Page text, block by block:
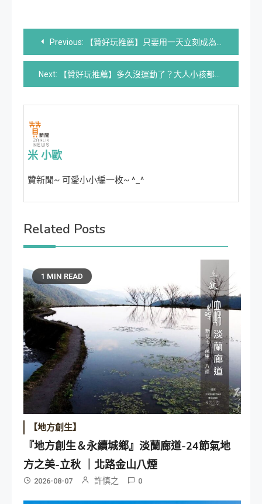
文
章
導
覽
Previous: 【贊好玩推薦】只要用一天立刻成為「電影-陣頭」裡的熱血鼓手！九天親子體驗營熱烈報名中
Next: 【贊好玩推薦】多久沒運動了？大人小孩都愛跟三太子動一動！九天瘋藝陣第二彈強烈推薦
米 小歐
贊新聞~ 可愛小小編一枚~ ^_^
Related Posts
1 MIN READ
【地方創生】
『地方創生＆永續城鄉』淡蘭廊道-24節氣地
方之美-立秋 ｜北路金山八煙
2026-08-07 許慎之 0